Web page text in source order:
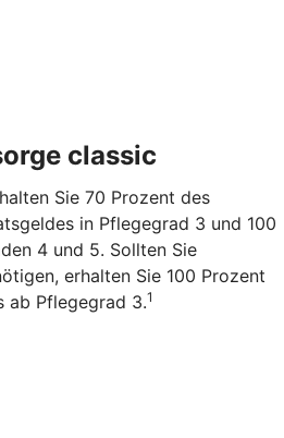
classic
Sie 70 Prozent des
in Pflegegrad 3 und 100
4 und 5. Sollten Sie
erhalten Sie 100 Prozent
ab Pflegegrad 3.1